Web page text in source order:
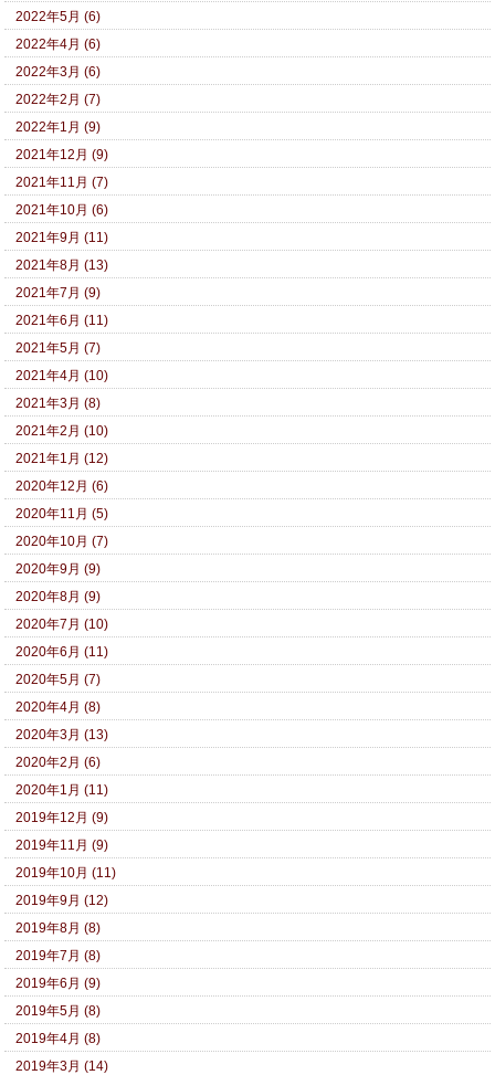
2022年5月 (6)
2022年4月 (6)
2022年3月 (6)
2022年2月 (7)
2022年1月 (9)
2021年12月 (9)
2021年11月 (7)
2021年10月 (6)
2021年9月 (11)
2021年8月 (13)
2021年7月 (9)
2021年6月 (11)
2021年5月 (7)
2021年4月 (10)
2021年3月 (8)
2021年2月 (10)
2021年1月 (12)
2020年12月 (6)
2020年11月 (5)
2020年10月 (7)
2020年9月 (9)
2020年8月 (9)
2020年7月 (10)
2020年6月 (11)
2020年5月 (7)
2020年4月 (8)
2020年3月 (13)
2020年2月 (6)
2020年1月 (11)
2019年12月 (9)
2019年11月 (9)
2019年10月 (11)
2019年9月 (12)
2019年8月 (8)
2019年7月 (8)
2019年6月 (9)
2019年5月 (8)
2019年4月 (8)
2019年3月 (14)